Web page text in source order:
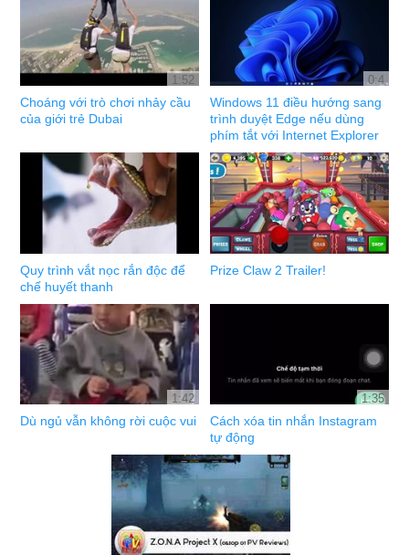
1:52
Choáng với trò chơi nhảy cầu
của giới trẻ Dubai
0:4
Windows 11 điều hướng sang
trình duyệt Edge nếu dùng
phím tắt với Internet Explorer
Quy trình vắt nọc rắn độc để
chế huyết thanh
Prize Claw 2 Trailer!
1:42
Dù ngủ vẫn không rời cuộc vui
1:35
Cách xóa tin nhắn Instagram
tự động